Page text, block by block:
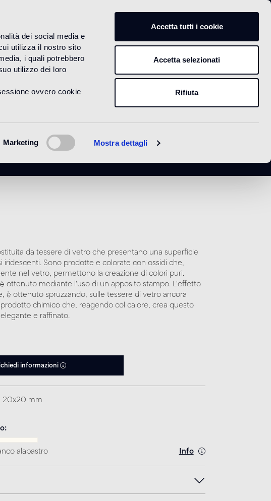
dei social media e
utilizza il nostro sito
i quali potrebbero
utilizzo dei loro
ovvero cookie
Marketing Mostra dettagli
Accetta tutti i cookie
Accetta selezionati
Rifiuta
da tessere di vetro che presentano una superficie
iridescenti. Sono prodotte e colorate con ossidi che,
nel vetro, permettono la creazione di colori puri.
ottenuto mediante l'uso di un apposito stampo. L'effetto
è ottenuto spruzzando, sulle tessere di vetro ancora
chimico che, reagendo col calore, crea questo
e raffinato.
informazioni
20x20 mm
alabastro Info